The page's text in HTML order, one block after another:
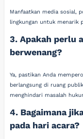
Manfaatkan media sosial,
lingkungan untuk menarik
3. Apakah perlu
berwenang?
Ya, pastikan Anda
berlangsung di ruang
menghindari masalah
4. Bagaimana
pada hari acara?